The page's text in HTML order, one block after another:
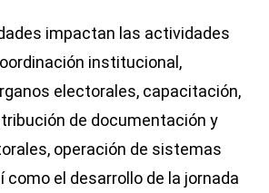
impactan las actividades
institucional,
electorales, capacitación,
de documentación y
operación de sistemas
el desarrollo de la jornada